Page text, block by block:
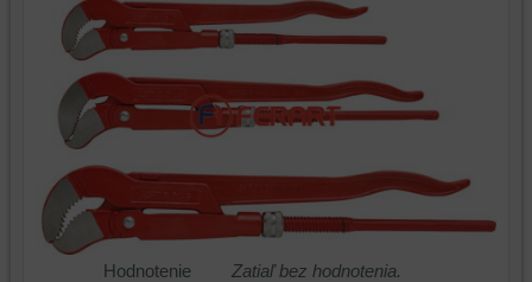
Hodnotenie
Zatiaľ bez hodnotenia.